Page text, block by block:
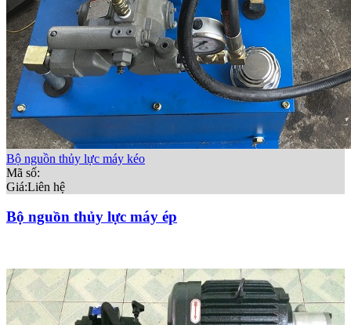
Bộ nguồn thủy lực máy kéo
Mã số:
Giá:Liên hệ
Bộ nguồn thủy lực máy ép